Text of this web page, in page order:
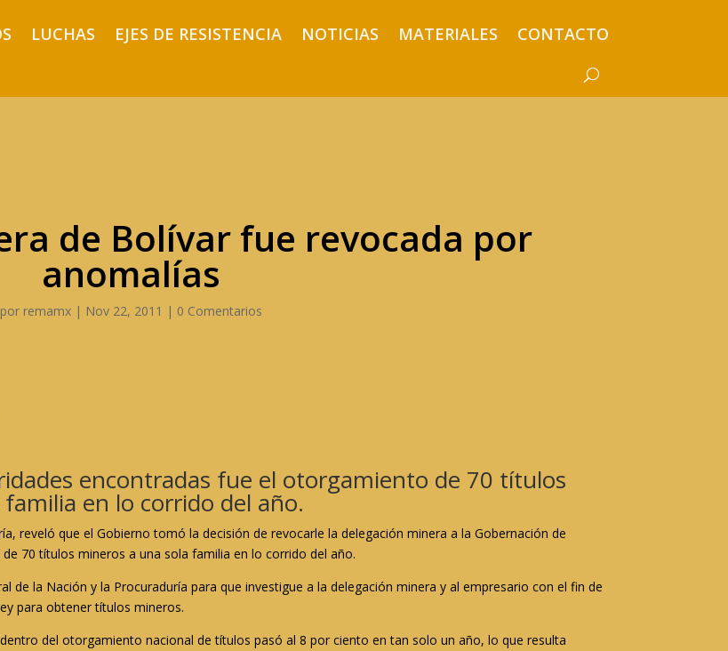
LUCHAS EJES DE RESISTENCIA NOTICIAS MATERIALES CONTACTO
de Bolívar fue revocada por
anomalías
por remamx| Nov 22, 2011 | 0 Comentarios
encontradas fue el otorgamiento de 70 títulos
en lo corrido del año.
reveló que el Gobierno tomó la decisión de revocarle la delegación minera a la Gobernación de
70 títulos mineros a una sola familia en lo corrido del año.
de la Nación y la Procuraduría para que investigue a la delegación minera y al empresario con el fin de
para obtener títulos mineros.
del otorgamiento nacional de títulos pasó al 8 por ciento en tan solo un año, lo que resulta